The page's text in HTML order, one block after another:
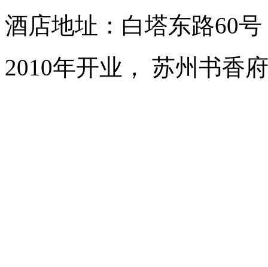
酒店地址：白塔东路60
2010年开业， 苏州书